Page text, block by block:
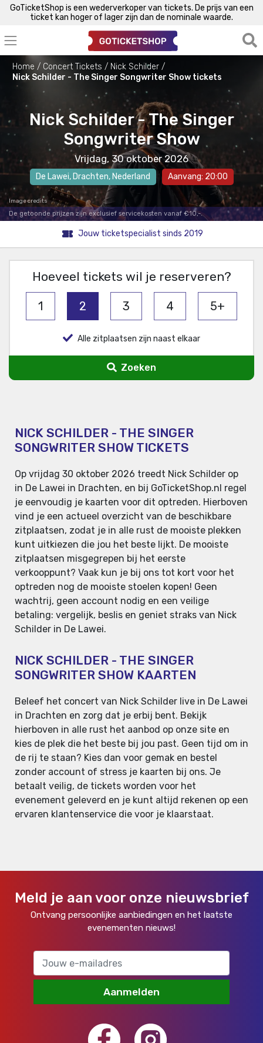
GoTicketShop is een wederverkoper van tickets. De prijs van een
ticket kan hoger of lager zijn dan de nominale waarde.
Home Concert Tickets
Nick Schilder
Nick Schilder - The Singer Songwriter Show tickets
Nick Schilder - The Singer
Songwriter Show
Vrijdag, 30 oktober 2026
De Lawei, Drachten, Nederland Aanvang: 20:00
Image credits
De getoonde prijzen zijn exclusief servicekosten vanaf €10,-.
Jouw ticketspecialist sinds 2019
Hoeveel tickets wil je reserveren?
1 2 3 4 5+
Alle zitplaatsen zijn naast elkaar
Zoeken
NICK SCHILDER - THE SINGER
SONGWRITER SHOW TICKETS
Op vrijdag 30 oktober 2026 treedt Nick Schilder op
in De Lawei in Drachten, en bij GoTicketShop.nl regel
je eenvoudig je kaarten voor dit optreden. Hierboven
vind je een actueel overzicht van de beschikbare
zitplaatsen, zodat je in alle rust de mooiste plekken
kunt uitkiezen die jou het beste lijkt. De mooiste
zitplaatsen misgegrepen bij het eerste
verkooppunt? Vaak kun je bij ons tot kort voor het
optreden nog de mooiste stoelen kopen! Geen
wachtrij, geen account nodig en een veilige
betaling: vergelijk, beslis en geniet straks van Nick
Schilder in De Lawei.
NICK SCHILDER - THE SINGER
SONGWRITER SHOW KAARTEN
Beleef het concert van Nick Schilder live in De Lawei
in Drachten en zorg dat je erbij bent. Bekijk
hierboven in alle rust het aanbod op onze site en
kies de plek die het beste bij jou past. Geen tijd om in
de rij te staan? Kies dan voor gemak en bestel
zonder account of stress je kaarten bij ons. Je
betaalt veilig, de tickets worden voor het
evenement geleverd en je kunt altijd rekenen op een
ervaren klantenservice die voor je klaarstaat.
Meld je aan voor onze nieuwsbrief
Ontvang persoonlijke aanbiedingen en het laatste
evenementen nieuws!
Aanmelden